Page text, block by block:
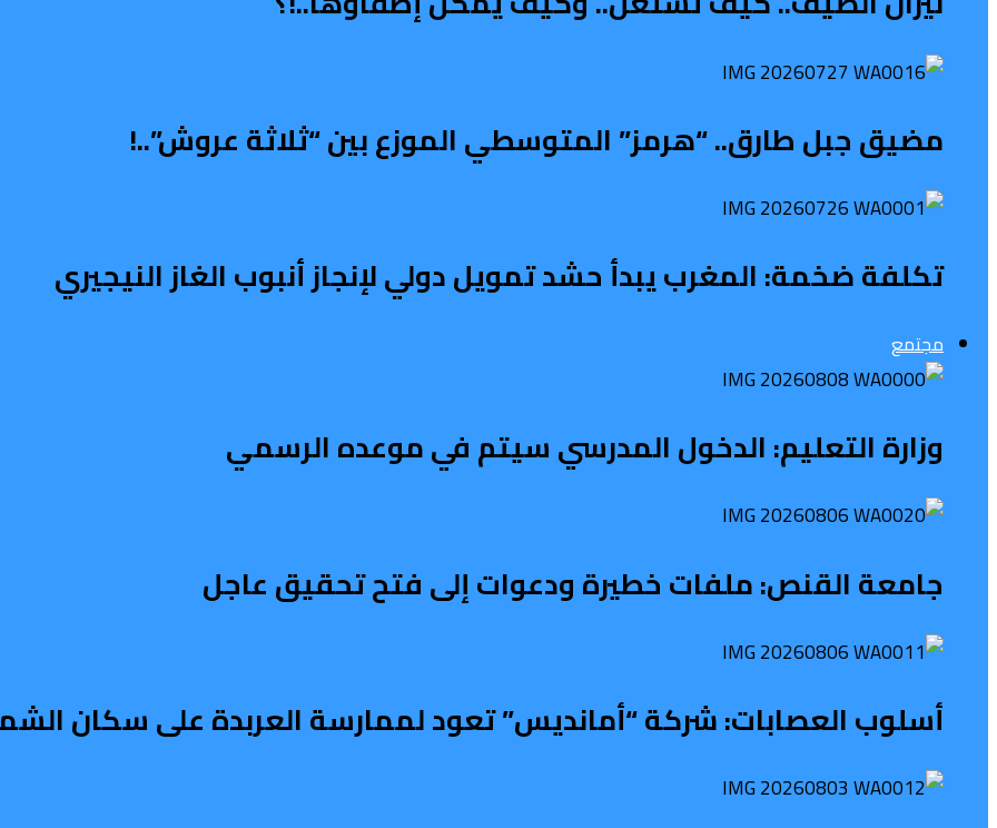
مضيق جبل طارق.. “هرمز” المتوسطي الموزع بين “ثلاثة عروش”..!
تكلفة ضخمة: المغرب يبدأ حشد تمويل دولي لإنجاز أنبوب الغاز النيجيري
مجتمع
وزارة التعليم: الدخول المدرسي سیتم في موعده الرسمي
جامعة القنص: ملفات خطيرة ودعوات إلى فتح تحقيق عاجل
أسلوب العصابات: شركة “أمانديس” تعود لممارسة العربدة على سكان